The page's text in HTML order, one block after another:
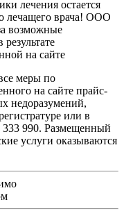
лечения остается
лечащего врача! ООО
возможные
на сайте
меры по
на сайте прайс-
недоразумений,
или в
333 990. Размещенный
услуги оказываются